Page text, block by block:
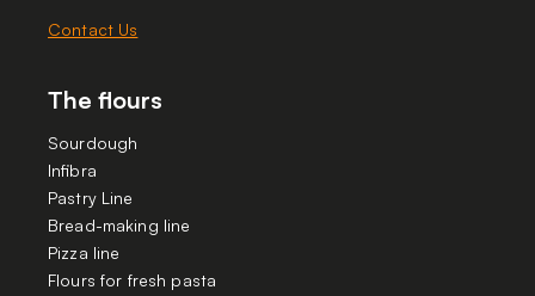
Contact Us
The flours
Sourdough
Infibra
Pastry Line
Bread-making line
Pizza line
Flours for fresh pasta